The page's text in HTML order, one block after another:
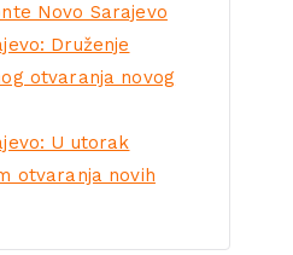
Novo Sarajevo
Druženje
otvaranja novog
U utorak
otvaranja novih